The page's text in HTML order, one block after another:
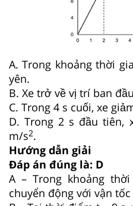
A. Trong khoảng thời
yên.
B. Xe trở về vị trí ban
C. Trong 4 s cuối, xe
D. Trong 2 s đầu tiên,
m/s2.
Hướng dẫn giải
Đáp án đúng là: D
A – Trong khoảng
chuyển động với vận